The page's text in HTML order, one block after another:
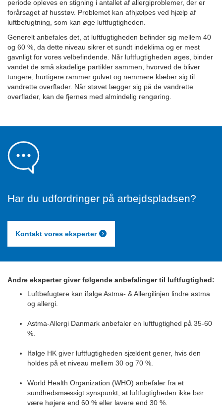
periode opleves en stigning i antallet af allergiproblemer, der er
forårsaget af husstøv. Problemet kan afhjælpes ved hjælp af
luftbefugtning, som kan øge luftfugtigheden.
Generelt anbefales det, at luftfugtigheden befinder sig mellem 40
og 60 %, da dette niveau sikrer et sundt indeklima og er mest
gavnligt for vores velbefindende. Når luftfugtigheden øges, binder
vandet de små skadelige partikler sammen, hvorved de bliver
tungere, hurtigere rammer gulvet og nemmere klæber sig til
vandrette overflader. Når støvet lægger sig på de vandrette
overflader, kan de fjernes med almindelig rengøring.
Har du udfordringer på arbejdspladsen?
Kontakt vores eksperter
Andre eksperter giver følgende anbefalinger til luftfugtighed:
Luftbefugtere kan ifølge Astma- & Allergilinjen lindre astma
og allergi.
Astma-Allergi Danmark anbefaler en luftfugtighed på 35-60
%.
Ifølge HK giver luftfugtigheden sjældent gener, hvis den
holdes på et niveau mellem 30 og 70 %.
World Health Organization (WHO) anbefaler fra et
sundhedsmæssigt synspunkt, at luftfugtigheden ikke bør
være højere end 60 % eller lavere end 30 %.